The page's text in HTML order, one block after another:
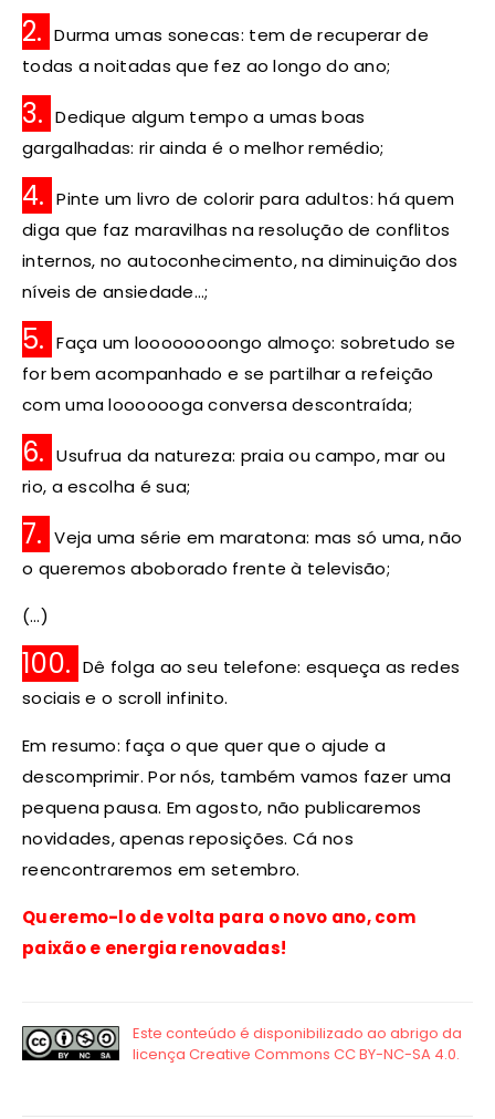
2. Durma umas sonecas: tem de recuperar de
todas a noitadas que fez ao longo do ano;
3. Dedique algum tempo a umas boas
gargalhadas: rir ainda é o melhor remédio;
4. Pinte um livro de colorir para adultos: há quem
diga que faz maravilhas na resolução de conflitos
internos, no autoconhecimento, na diminuição dos
níveis de ansiedade…;
5. Faça um loooooooongo almoço: sobretudo se
for bem acompanhado e se partilhar a refeição
com uma looooooga conversa descontraída;
6. Usufrua da natureza: praia ou campo, mar ou
rio, a escolha é sua;
7. Veja uma série em maratona: mas só uma, não
o queremos aboborado frente à televisão;
(…)
100. Dê folga ao seu telefone: esqueça as redes
sociais e o scroll infinito.
Em resumo: faça o que quer que o ajude a
descomprimir. Por nós, também vamos fazer uma
pequena pausa. Em agosto, não publicaremos
novidades, apenas reposições. Cá nos
reencontraremos em setembro.
Queremo-lo de volta para o novo ano, com
paixão e energia renovadas!